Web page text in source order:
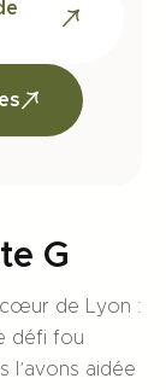
G
cœur de Lyon :
défi fou
l’avons aidée